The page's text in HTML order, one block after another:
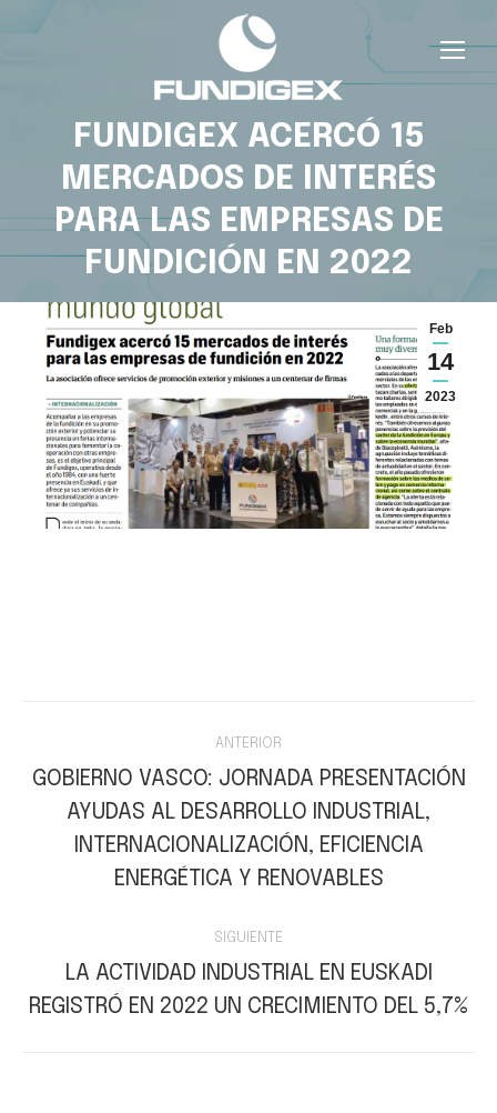
FUNDIGEX ACERCÓ 15
MERCADOS DE INTERÉS
PARA LAS EMPRESAS DE
FUNDICIÓN EN 2022
Feb
14
2023
entre
publicaciones
ANTERIOR
anterior:
GOBIERNO VASCO: JORNADA PRESENTACIÓN
AYUDAS AL DESARROLLO INDUSTRIAL,
INTERNACIONALIZACIÓN, EFICIENCIA
ENERGÉTICA Y RENOVABLES
SIGUIENTE
siguiente:
LA ACTIVIDAD INDUSTRIAL EN EUSKADI
REGISTRÓ EN 2022 UN CRECIMIENTO DEL 5,7%